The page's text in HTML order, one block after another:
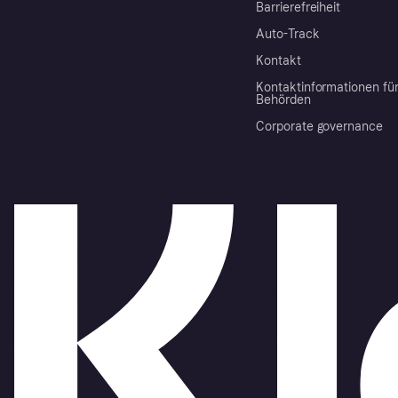
Barrierefreiheit
Auto-Track
Kontakt
Kontaktinformationen für
Behörden
Corporate governance